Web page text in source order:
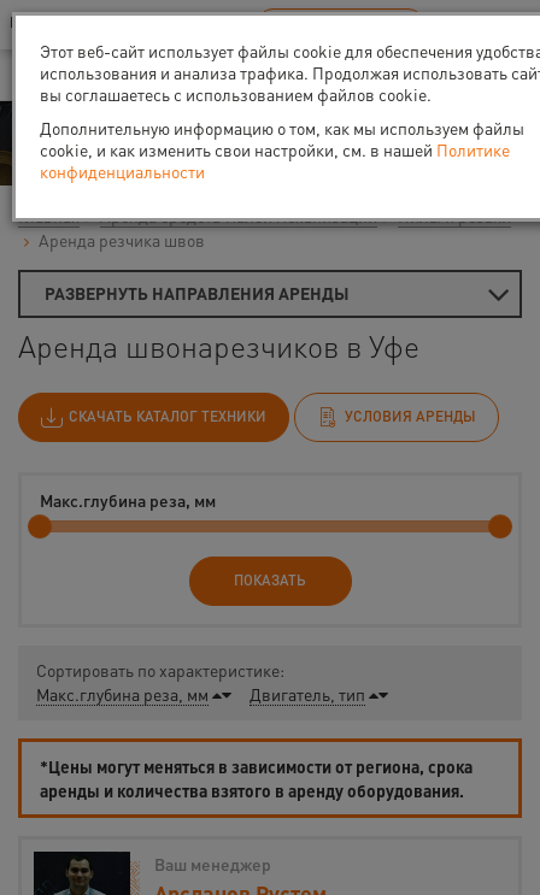
Ваш город:Уфа
В Вашем регионе нет наших офисов RU EN
Аренда
Главная Аренда средств малой механизации
Пилы и резаки
Аренда резчика швов
РАЗВЕРНУТЬ НАПРАВЛЕНИЯ АРЕНДЫ
Аренда швонарезчиков в Уфе
СКАЧАТЬ КАТАЛОГ ТЕХНИКИ УСЛОВИЯ АРЕНДЫ
Макс.глубина реза, мм
ПОКАЗАТЬ
Сортировать по характеристике:
Макс.глубина реза, мм
Двигатель, тип
*Цены могут меняться в зависимости от региона, срока
аренды и количества взятого в аренду оборудования.
Ваш менеджер
Этот веб-сайт использует файлы cookie для обеспечения
использования и анализа трафика. Продолжая использовать
вы соглашаетесь с использованием файлов cookie.
Дополнительную информацию о том, как мы используем файлы
cookie, и как изменить свои настройки, см. в нашей Политике
конфиденциальности